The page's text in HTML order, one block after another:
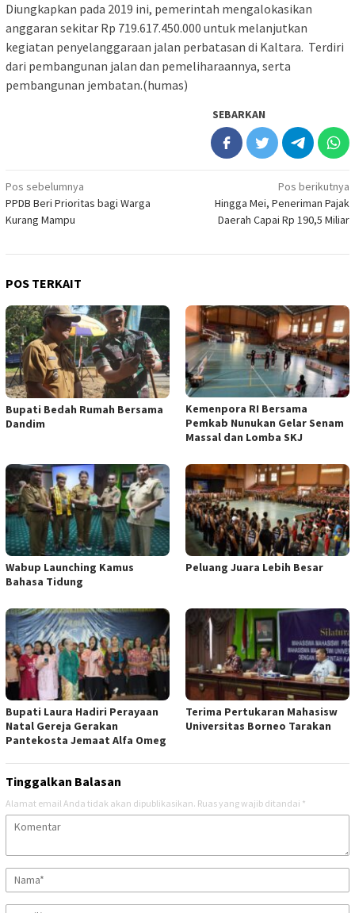
Diungkapkan pada 2019 ini, pemerintah mengalokasikan
anggaran sekitar Rp 719.617.450.000 untuk melanjutkan
kegiatan penyelanggaraan jalan perbatasan di Kaltara. Terdiri
dari pembangunan jalan dan pemeliharaannya, serta
pembangunan jembatan.(humas)
SEBARKAN
Navigasi
pos
Pos sebelumnya
PPDB Beri Prioritas bagi Warga
Kurang Mampu
Pos berikutnya
Hingga Mei, Peneriman Pajak
Daerah Capai Rp 190,5 Miliar
POS TERKAIT
Bupati Bedah Rumah Bersama
Dandim
Kemenpora RI Bersama
Pemkab Nunukan Gelar Senam
Massal dan Lomba SKJ
Wabup Launching Kamus
Bahasa Tidung
Peluang Juara Lebih Besar
Bupati Laura Hadiri Perayaan
Natal Gereja Gerakan
Pantekosta Jemaat Alfa Omeg
Terima Pertukaran Mahasisw
Universitas Borneo Tarakan
Tinggalkan Balasan
Alamat email Anda tidak akan dipublikasikan. Ruas yang wajib ditandai *